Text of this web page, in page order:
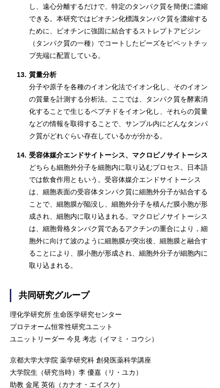
し、遠心分離するだけで、特定のタンパク質を簡便に濃縮
できる。本研究ではビオチン化標識タンパク質を濃縮する
ために、ビオチンに強固に結合するストレプトアビジン
（タンパク質の一種）でコートしたビーズをピペットチッ
プ先端に配置している。
13. 質量分析
分子や原子を各種のイオン化法でイオン化し、そのイオン
の質量を計測する分析法。ここでは、タンパク質を酵素消
化することで生じるペプチドをイオン化し、それらの質量
などの情報を取得することで、サンプル内にどんなタンパ
ク質がどれぐらい存在しているかが分かる。
14. 受容体媒介エンドサイトーシス、マクロピノサイトーシス
どちらも細胞外分子を細胞内に取り込むプロセス。日本語
では飲食作用ともいう。受容体媒介エンドサイトーシス
は、細胞表面の受容体タンパク質に細胞外分子が結合する
ことで、細胞膜が陥没し、細胞外分子を積んだ膜小胞が形
成され、細胞内に取り込まれる。マクロピノサイトーシス
は、細胞骨格タンパク質であるアクチンの重合により，細
胞外に向けて波のように細胞膜が突出後、細胞膜と融合す
ることにより、膜小胞が形成され、細胞外分子が細胞内に
取り込まれる。
共同研究グループ
理化学研究所 生命医学研究センター
プロテオーム恒常性研究ユニット
ユニットリーダー 今見 考志（イマミ・コウシ）
京都大学大学院 薬学研究科 創発医薬科学講座
大学院生（研究当時）李 優嘉（リ・ユカ）
助教 金尾 英佑（カナオ・エイスケ）